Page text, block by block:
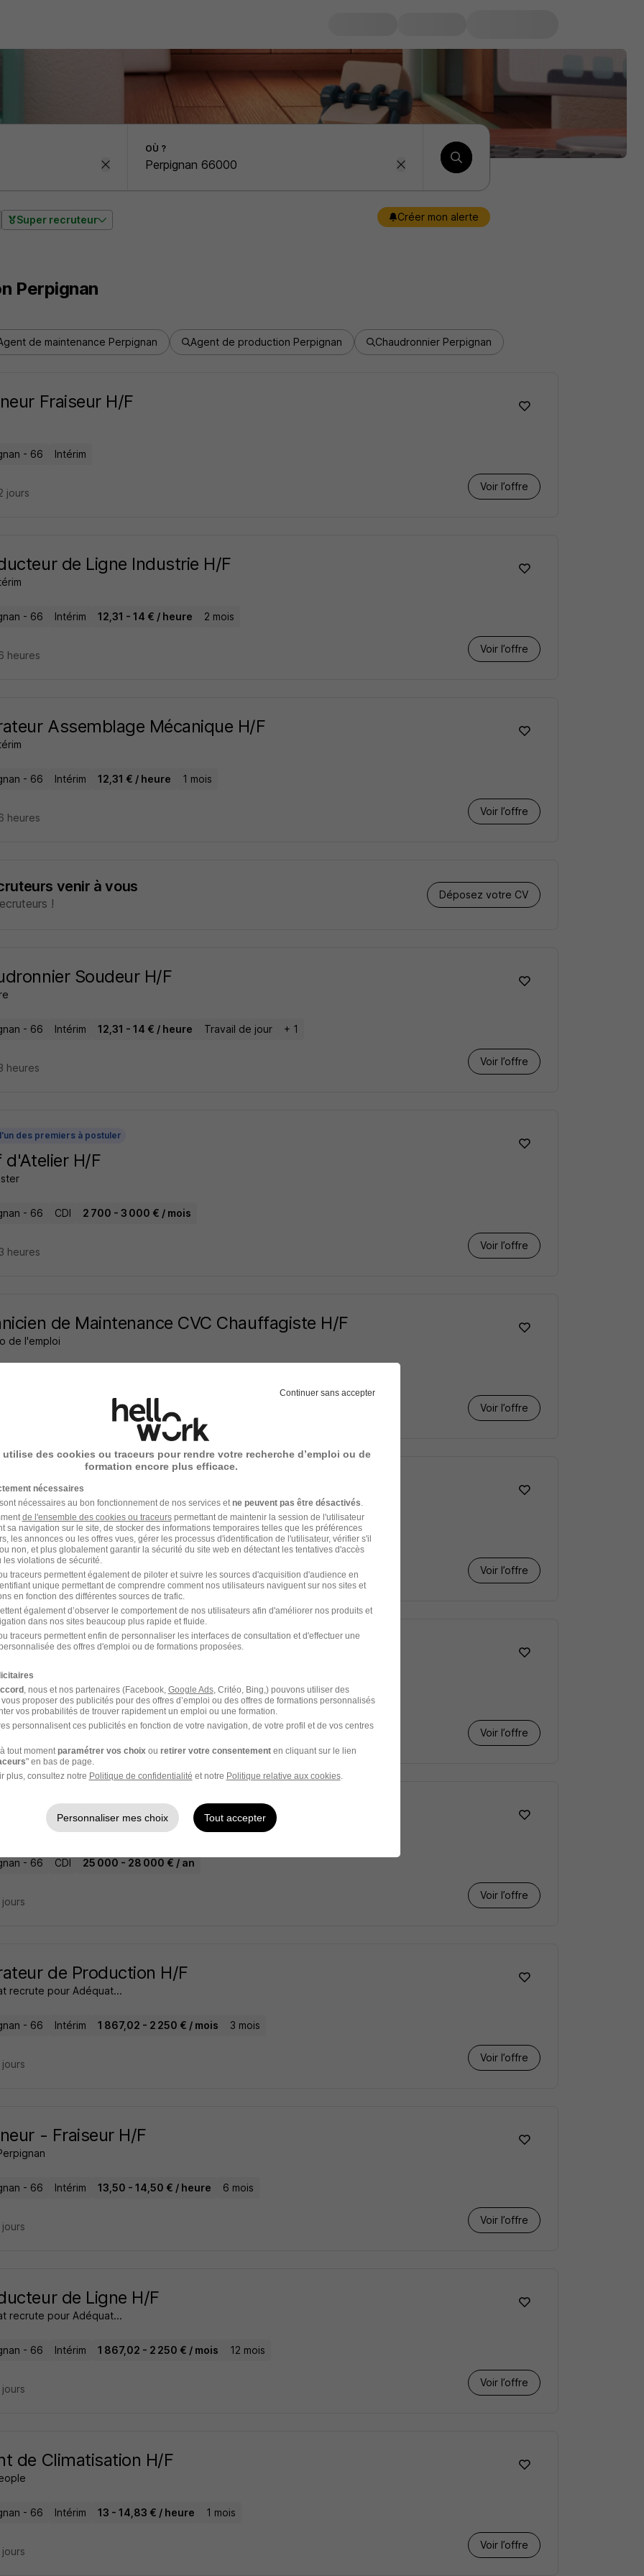
OÙ ?
Super recruteur Créer mon alerte
Perpignan
de maintenance Perpignan Agent de production Perpignan Chaudronnier Perpignan
Fraiseur H/F
- 66 Intérim
Voir l’offre
jours
de Ligne Industrie H/F
- 66 Intérim 12,31 - 14 € / heure 2 mois
Voir l’offre
heures
Assemblage Mécanique H/F
- 66 Intérim 12,31 € / heure 1 mois
Voir l’offre
heures
venir à vous
!
Déposez votre CV
Soudeur H/F
- 66 Intérim 12,31 - 14 € / heure Travail de jour + 1
Voir l’offre
heures
des premiers à postuler
d'Atelier H/F
- 66 CDI 2 700 - 3 000 € / mois
Voir l’offre
heures
de Maintenance CVC Chauffagiste H/F
de l'emploi
Voir l’offre
MIG - TIG H/F
- 66 Intérim 20 000 - 25 000 € / an
Voir l’offre
H/F
- 66 Intérim 12,31 € / heure 1 semaine
Voir l’offre
Maintenance Électricité - Vmc H/F
- 66 CDI 25 000 - 28 000 € / an
Voir l’offre
de Production H/F
recrute pour Adéquat...
- 66 Intérim 1 867,02 - 2 250 € / mois 3 mois
Voir l’offre
- Fraiseur H/F
- 66 Intérim 13,50 - 14,50 € / heure 6 mois
Voir l’offre
de Ligne H/F
recrute pour Adéquat...
- 66 Intérim 1 867,02 - 2 250 € / mois 12 mois
Voir l’offre
de Climatisation H/F
- 66 Intérim 13 - 14,83 € / heure 1 mois
Voir l’offre
Continuer sans accepter
utilise des cookies ou traceurs pour rendre votre recherche d’emploi ou de
formation encore plus efficace.
nécessaires
nécessaires au bon fonctionnement de nos services et ne peuvent pas être désactivés
de l'ensemble des cookies ou traceurspermettant de maintenir la session de l'utilisateur
sa navigation sur le site, de stocker des informations temporaires telles que les préférences
les annonces ou les offres vues, gérer les processus d'identification de l'utilisateur, vérifier s'il
non, et plus globalement garantir la sécurité du site web en détectant les tentatives d'accès
violations de sécurité.
traceurs permettent également de piloter et suivre les sources d'acquisition d'audience en
unique permettant de comprendre comment nos utilisateurs naviguent sur nos sites et
en fonction des différentes sources de trafic.
également d’observer le comportement de nos utilisateurs afin d'améliorer nos produits et
dans nos sites beaucoup plus rapide et fluide.
traceurs permettent enfin de personnaliser les interfaces de consultation et d'effectuer une
des offres d'emploi ou de formations proposées.
, nous et nos partenaires (Facebook, Google Ads, Critéo, Bing,) pouvons utiliser des
proposer des publicités pour des offres d’emploi ou des offres de formations personnalisés
vos probabilités de trouver rapidement un emploi ou une formation.
personnalisent ces publicités en fonction de votre navigation, de votre profil et de vos centres
tout moment paramétrer vos choix ou retirer votre consentementen cliquant sur le lien
" en bas de page.
plus, consultez notre Politique de confidentialité et notre Politique relative aux cookies.
Personnaliser mes choix Tout accepter